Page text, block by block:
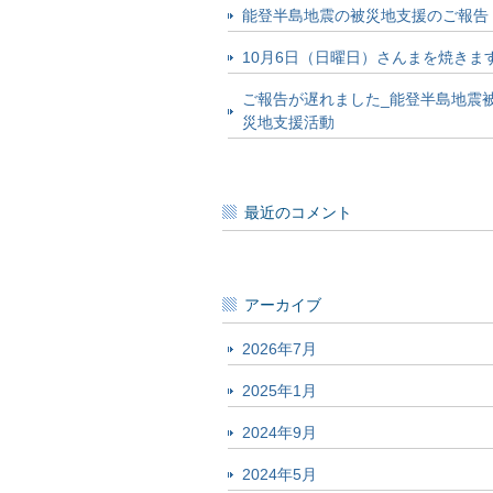
能登半島地震の被災地支援のご報告
10月6日（日曜日）さんまを焼きま
ご報告が遅れました_能登半島地震
災地支援活動
最近のコメント
アーカイブ
2026年7月
2025年1月
2024年9月
2024年5月